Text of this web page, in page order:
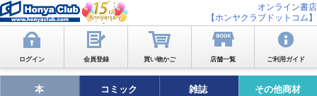
オンライン書店
【ホンヤクラブドットコム】
ログイン 会員登録 買い物かご 店舗一覧 ご利用ガイド
本 コミック 雑誌 その他商材